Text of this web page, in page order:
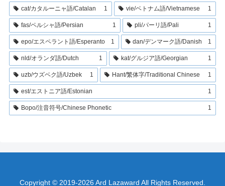
cat/カタルーニャ語/Catalan 1 vie/ベトナム語/Vietnamese 1
fas/ペルシャ語/Persian 1 pli/パーリ語/Pali 1
epo/エスペラント語/Esperanto 1 dan/デンマーク語/Danish 1
nld/オランダ語/Dutch 1 kat/グルジア語/Georgian 1
uzb/ウズベク語/Uzbek 1 Hant/繁体字/Traditional Chinese 1
est/エストニア語/Estonian 1
Bopo/注音符号/Chinese Phonetic 1
Copyright © 2019-2026 Ard Lazaward All Rights Reserved.